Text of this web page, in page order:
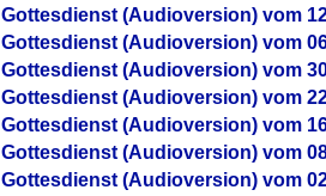
Gottesdienst (Audioversion) vom
Gottesdienst (Audioversion) vom
Gottesdienst (Audioversion) vom
Gottesdienst (Audioversion) vom
Gottesdienst (Audioversion) vom
Gottesdienst (Audioversion) vom
Gottesdienst (Audioversion) vom